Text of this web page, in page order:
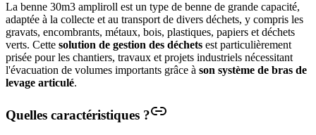
La benne 30m3 ampliroll est un type de benne de grande capacité,
adaptée à la collecte et au transport de divers déchets, y compris les
gravats, encombrants, métaux, bois, plastiques, papiers et déchets
verts. Cette solution de gestion des déchets est particulièrement
prisée pour les chantiers, travaux et projets industriels nécessitant
l'évacuation de volumes importants grâce à son système de bras de
levage articulé.
Quelles caractéristiques ?